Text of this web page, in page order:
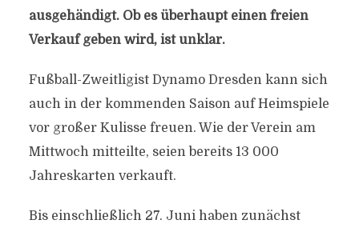
ausgehändigt. Ob es überhaupt einen freien
Verkauf geben wird, ist unklar.
Fußball-Zweitligist Dynamo Dresden kann sich
auch in der kommenden Saison auf Heimspiele
vor großer Kulisse freuen. Wie der Verein am
Mittwoch mitteilte, seien bereits 13 000
Jahreskarten verkauft.
Bis einschließlich 27. Juni haben zunächst